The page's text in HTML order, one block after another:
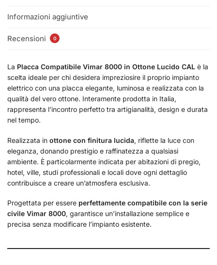
Informazioni aggiuntive
Recensioni 0
La Placca Compatibile Vimar 8000 in Ottone Lucido CAL è la
scelta ideale per chi desidera impreziosire il proprio impianto
elettrico con una placca elegante, luminosa e realizzata con la
qualità del vero ottone. Interamente prodotta in Italia,
rappresenta l’incontro perfetto tra artigianalità, design e durata
nel tempo.
Realizzata in ottone con finitura lucida, riflette la luce con
eleganza, donando prestigio e raffinatezza a qualsiasi
ambiente. È particolarmente indicata per abitazioni di pregio,
hotel, ville, studi professionali e locali dove ogni dettaglio
contribuisce a creare un’atmosfera esclusiva.
Progettata per essere perfettamente compatibile con la serie
civile Vimar 8000, garantisce un’installazione semplice e
precisa senza modificare l’impianto esistente.